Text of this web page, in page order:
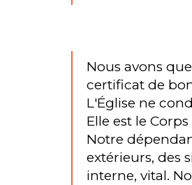
Nous avons
certificat de
L'Église ne
Elle est le
Notre
extérieurs, des
interne, vital.